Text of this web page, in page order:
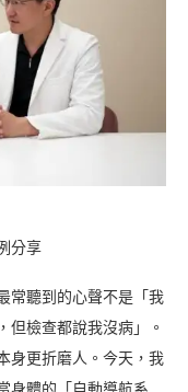
分享
常聽到的心聲不是「我
但檢查都說我沒病」。
身更折磨人。今天，我